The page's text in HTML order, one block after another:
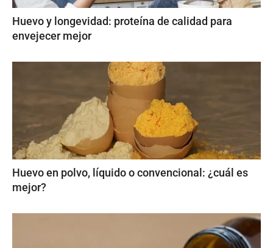
Huevo y longevidad: proteína de calidad para
envejecer mejor
Huevo en polvo, líquido o convencional: ¿cuál es
mejor?